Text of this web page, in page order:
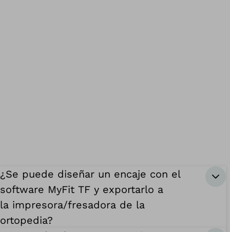
¿Se puede diseñar un encaje con el
software MyFit TF y exportarlo a
la impresora/fresadora de la
ortopedia?